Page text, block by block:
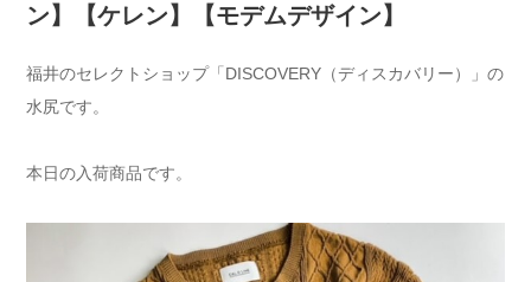
ン】【ケレン】【モデムデザイン】
福井のセレクトショップ「DISCOVERY（ディスカバリー）」の
水尻です。
本日の入荷商品です。